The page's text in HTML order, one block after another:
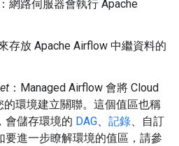
網路伺服器會執行 Apache
存放 Apache Airflow 中繼資料的
：Managed Airflow 會將 Cloud
的環境建立關聯。這個值區也稱
，會儲存環境的 DAG、 記錄、自訂
要進一步瞭解環境的值區，請參